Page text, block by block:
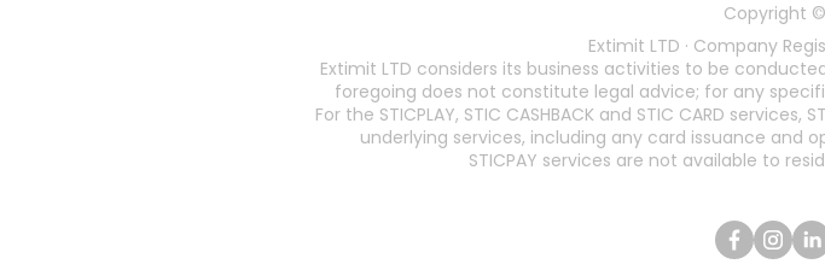
Copyright ©
Extimit LTD · Company
Extimit LTD considers its business activities to be
foregoing does not constitute legal advice; for any
For the STICPLAY, STIC CASHBACK and STIC CARD
underlying services, including any card issuance and
STICPAY services are not available to